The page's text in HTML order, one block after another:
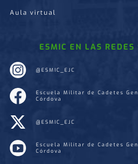
Aula virtual
ESMIC EN LAS REDES
@ESMIC_EJC
Escuela Militar de Cadetes
Córdova
@ESMIC_EJC
Escuela Militar de Cadetes
Córdova